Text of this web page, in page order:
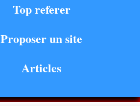
Top referer
Proposer un site
Articles